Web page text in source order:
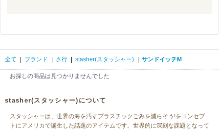
全て ブランド さ行 stasher(スタッシャー) サンドイッチM
お探しの商品は見つかりませんでした
stasher(スタッシャー)について
スタッシャーは、世界の海を汚すプラスチックごみを減らそう!をコンセプ
トにアメリカで誕生した話題のアイテムです。世界的に深刻な課題となって